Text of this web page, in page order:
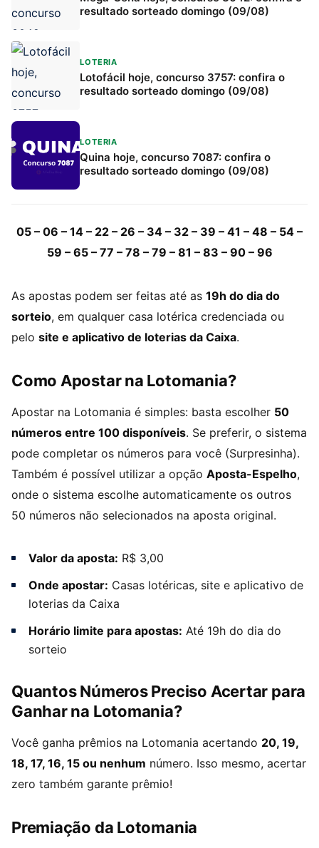
resultado sorteado domingo (09/08)
LOTERIA
Lotofácil hoje, concurso 3757: confira o
resultado sorteado domingo (09/08)
LOTERIA
Quina hoje, concurso 7087: confira o
resultado sorteado domingo (09/08)
05 – 06 – 14 – 22 – 26 – 34 – 32 – 39 – 41 – 48 – 54 –
59 – 65 – 77 – 78 – 79 – 81 – 83 – 90 – 96
As apostas podem ser feitas até as 19h do dia do
sorteio, em qualquer casa lotérica credenciada ou
pelo site e aplicativo de loterias da Caixa.
Como Apostar na Lotomania?
Apostar na Lotomania é simples: basta escolher 50
números entre 100 disponíveis. Se preferir, o sistema
pode completar os números para você (Surpresinha).
Também é possível utilizar a opção Aposta-Espelho,
onde o sistema escolhe automaticamente os outros
50 números não selecionados na aposta original.
Valor da aposta: R$ 3,00
Onde apostar: Casas lotéricas, site e aplicativo de
loterias da Caixa
Horário limite para apostas: Até 19h do dia do
sorteio
Quantos Números Preciso Acertar para
Ganhar na Lotomania?
Você ganha prêmios na Lotomania acertando 20, 19,
18, 17, 16, 15 ou nenhum número. Isso mesmo, acertar
zero também garante prêmio!
Premiação da Lotomania